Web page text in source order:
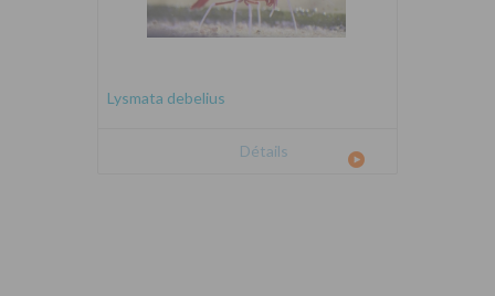
Lysmata debelius
Détails